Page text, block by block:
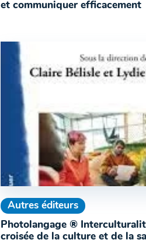
et communiquer efficacement
Autres éditeurs
Photolangage ®
croisée de la culture et de la